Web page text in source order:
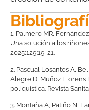
1. Palmero MR,
Una solución a los
2025;129:19-21.
2. Pascual Losantos A,
Alegre D, Muñoz Llorens
poliquística. Revista
3. Montaña A, Patiño N,